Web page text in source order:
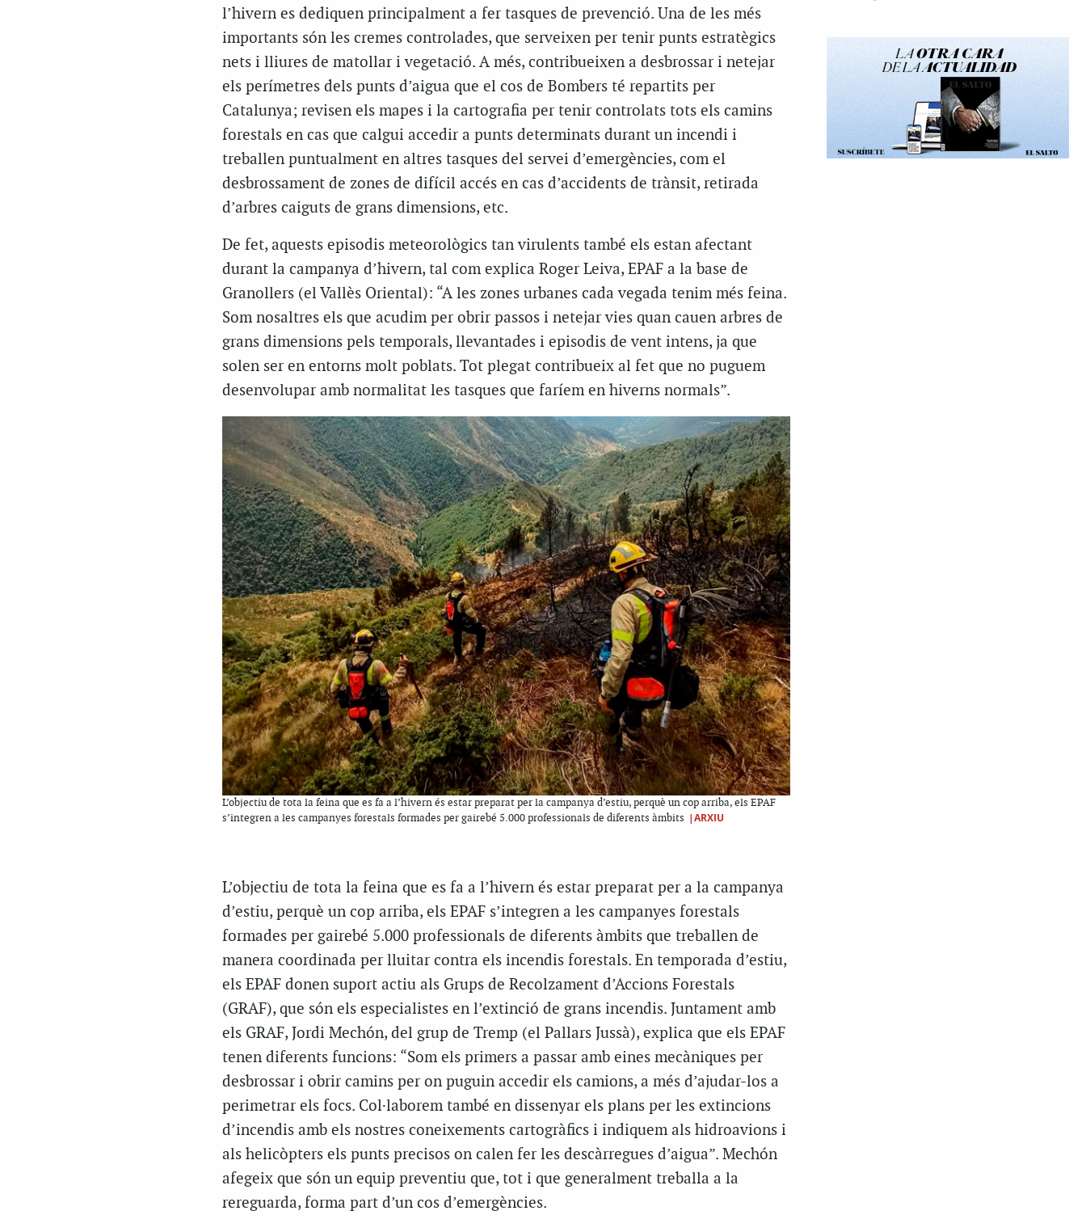
l’hivern es dediquen principalment a fer tasques de prevenció. Una de les més
importants són les cremes controlades, que serveixen per tenir punts estratègics
nets i lliures de matollar i vegetació. A més, contribueixen a desbrossar i netejar
els perímetres dels punts d’aigua que el cos de Bombers té repartits per
Catalunya; revisen els mapes i la cartografia per tenir controlats tots els camins
forestals en cas que calgui accedir a punts determinats durant un incendi i
treballen puntualment en altres tasques del servei d’emergències, com el
desbrossament de zones de difícil accés en cas d’accidents de trànsit, retirada
d’arbres caiguts de grans dimensions, etc.
De fet, aquests episodis meteorològics tan virulents també els estan afectant
durant la campanya d’hivern, tal com explica Roger Leiva, EPAF a la base de
Granollers (el Vallès Oriental): “A les zones urbanes cada vegada tenim més feina.
Som nosaltres els que acudim per obrir passos i netejar vies quan cauen arbres de
grans dimensions pels temporals, llevantades i episodis de vent intens, ja que
solen ser en entorns molt poblats. Tot plegat contribueix al fet que no puguem
desenvolupar amb normalitat les tasques que faríem en hiverns normals”.
L’objectiu de tota la feina que es fa a l’hivern és estar preparat per la campanya d’estiu, perquè un cop arriba, els EPAF
s’integren a les campanyes forestals formades per gairebé 5.000 professionals de diferents àmbits |ARXIU
L’objectiu de tota la feina que es fa a l’hivern és estar preparat per a la campanya
d’estiu, perquè un cop arriba, els EPAF s’integren a les campanyes forestals
formades per gairebé 5.000 professionals de diferents àmbits que treballen de
manera coordinada per lluitar contra els incendis forestals. En temporada d’estiu,
els EPAF donen suport actiu als Grups de Recolzament d’Accions Forestals
(GRAF), que són els especialistes en l’extinció de grans incendis. Juntament amb
els GRAF, Jordi Mechón, del grup de Tremp (el Pallars Jussà), explica que els EPAF
tenen diferents funcions: “Som els primers a passar amb eines mecàniques per
desbrossar i obrir camins per on puguin accedir els camions, a més d’ajudar-los a
perimetrar els focs. Col·laborem també en dissenyar els plans per les extincions
d’incendis amb els nostres coneixements cartogràfics i indiquem als hidroavions i
als helicòpters els punts precisos on calen fer les descàrregues d’aigua”. Mechón
afegeix que són un equip preventiu que, tot i que generalment treballa a la
rereguarda, forma part d’un cos d’emergències.